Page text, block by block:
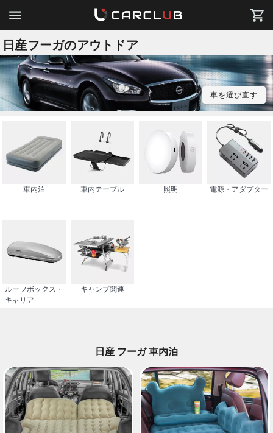
日産フーガのアウトドア
車を選び直す
車内泊 車内テーブル 照明 電源・アダプター
ルーフボックス・
キャリア
キャンプ関連
日産 フーガ 車内泊